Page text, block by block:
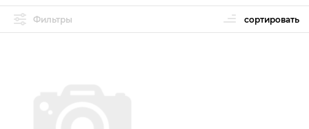
Фильтры сортировать